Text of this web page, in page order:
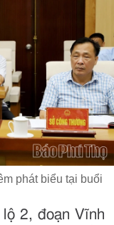
phát biểu tại buổi
2, đoạn Vĩnh